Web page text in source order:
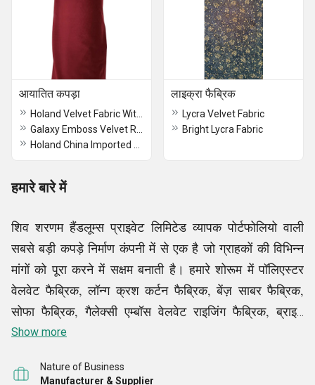
आयातित कपड़ा लाइक्रा फैब्रिक
Lycra Velvet Fabric
Bright Lycra Fabric
हमारे बारे में
शिव शरणम हैंडलूम्स प्राइवेट लिमिटेड व्यापक पोर्टफोलियो वाली
सबसे बड़ी कपड़े निर्माण कंपनी में से एक है जो ग्राहकों की विभिन्न
मांगों को पूरा करने में सक्षम बनाती है। हमारे शोरूम में पॉलिएस्टर
वेलवेट फैब्रिक, लॉन्ग क्रश कर्टन फैब्रिक, बेंज़ साबर फैब्रिक,
सोफा फैब्रिक, गैलेक्सी एम्बॉस वेलवेट राइजिंग फैब्रिक, ब्राइट
लाइक्रा फैब्रिक, फर फैब्रिक, सॉफ्ट फैब्रिक, पॉलिएस्टर कार्पेट,
प्रचलित रुझानों के अनुसार हमारे कुशल श्रमिकों द्वारा इन्हें
Show more
Nature of Business
Manufacturer & Supplier